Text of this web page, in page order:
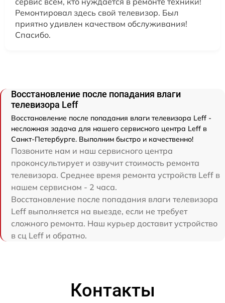
Ремонтировал здесь свой телевизор. Был
приятно удивлен качеством обслуживания!
Спасибо.
Восстановление после попадания влаги
телевизора Leff
Восстановление после попадания влаги телевизора Leff -
несложная задача для нашего сервисного центра Leff в
Санкт-Петербурге. Выполним быстро и качественно!
Позвоните нам и наш сервисного центра
проконсультирует и озвучит стоимость ремонта
телевизора. Среднее время ремонта устройств Leff в
нашем сервисном - 2 часа.
Восстановление после попадания влаги телевизора
Leff выполняется на выезде, если не требует
сложного ремонта. Наш курьер доставит устройство
в сц Leff и обратно.
Контакты